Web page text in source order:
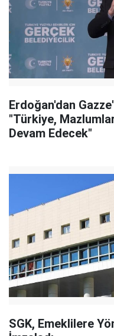
Erdoğan'dan
"Türkiye,
Devam Edecek"
SGK, Emeklilere